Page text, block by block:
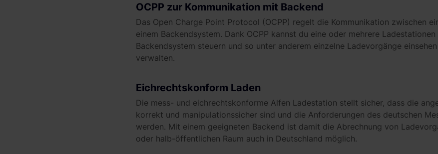
OCPP zur Kommunikation mit Backend
Das Open Charge Point Protocol (OCPP) regelt die Kommunikation zwischen
einem Backendsystem. Dank OCPP kannst du eine oder mehrere
Backendsystem steuern und so unter anderem einzelne Ladevorgänge
verwalten.
Eichrechtskonform Laden
Die mess- und eichrechtskonforme Alfen Ladestation stellt sicher, dass die
korrekt und manipulationssicher sind und die Anforderungen des deutschen
werden. Mit einem geeigneten Backend ist damit die Abrechnung von
oder halb-öffentlichen Raum auch in Deutschland möglich.